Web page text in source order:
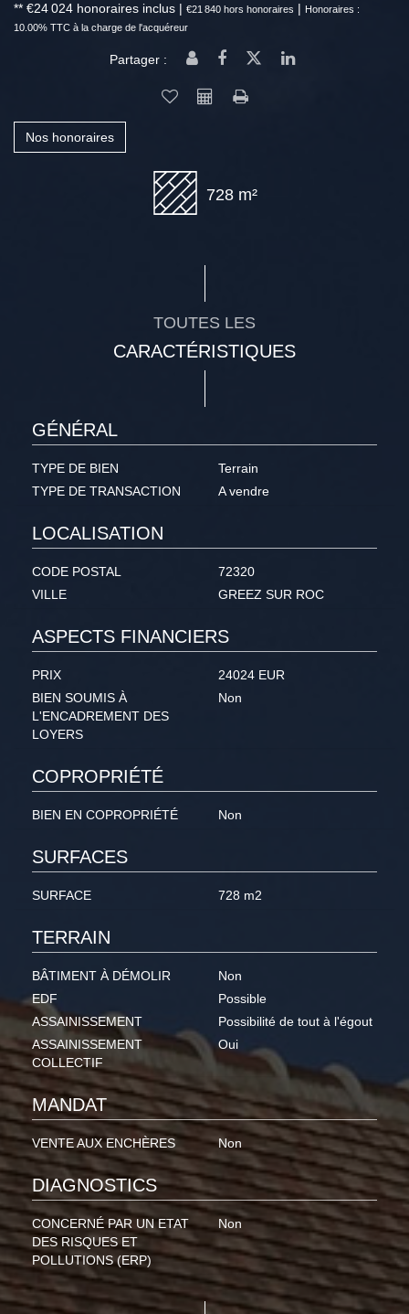
** €24 024 honoraires inclus | €21 840 hors honoraires | Honoraires :
10.00% TTC à la charge de l'acquéreur
Partager :
Nos honoraires
728 m²
TOUTES LES
CARACTÉRISTIQUES
GÉNÉRAL
TYPE DE BIEN
Terrain
TYPE DE TRANSACTION
A vendre
LOCALISATION
CODE POSTAL
72320
VILLE
GREEZ SUR ROC
ASPECTS FINANCIERS
PRIX
24024 EUR
BIEN SOUMIS À
L'ENCADREMENT DES
LOYERS
Non
COPROPRIÉTÉ
BIEN EN COPROPRIÉTÉ Non
SURFACES
SURFACE 728 m2
TERRAIN
BÂTIMENT À DÉMOLIR
Non
EDF
Possible
ASSAINISSEMENT
Possibilité de tout à l'égout
ASSAINISSEMENT
COLLECTIF
Oui
MANDAT
VENTE AUX ENCHÈRES Non
DIAGNOSTICS
CONCERNÉ PAR UN ETAT
DES RISQUES ET
POLLUTIONS (ERP)
Non